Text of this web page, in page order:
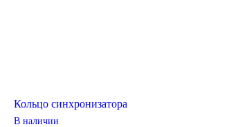
Кольцо синхронизатора
В наличии